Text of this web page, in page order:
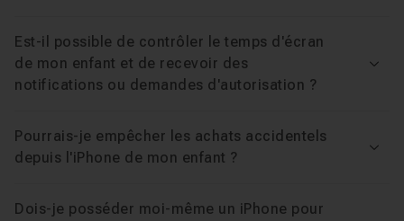
Les débutants, aucune connaissance technique
requise.
Votre formateur
Chapitre 6 : Conclusion 01m30
Est-il possible de contrôler le temps d'écran
de mon enfant et de recevoir des
notifications ou demandes d'autorisation ?
Pourrais-je empêcher les achats accidentels
depuis l'iPhone de mon enfant ?
Dois-je posséder moi-même un iPhone pour